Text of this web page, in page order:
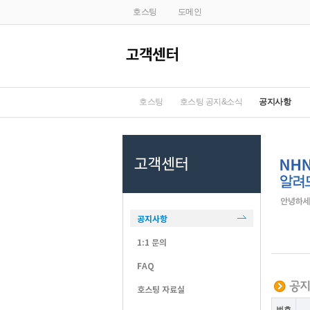
호스팅 도메인
호스팅 호스팅 공지&소식 공지사항
공지사항
1:1 문의
FAQ
호스팅 자료실